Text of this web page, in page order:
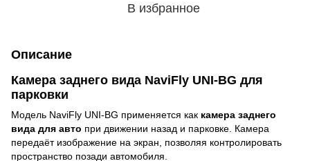
В избранное
Описание
Камера заднего вида NaviFly UNI-BG для
парковки
Модель NaviFly UNI-BG применяется как камера заднего
вида для авто при движении назад и парковке. Камера
передаёт изображение на экран, позволяя контролировать
пространство позади автомобиля.